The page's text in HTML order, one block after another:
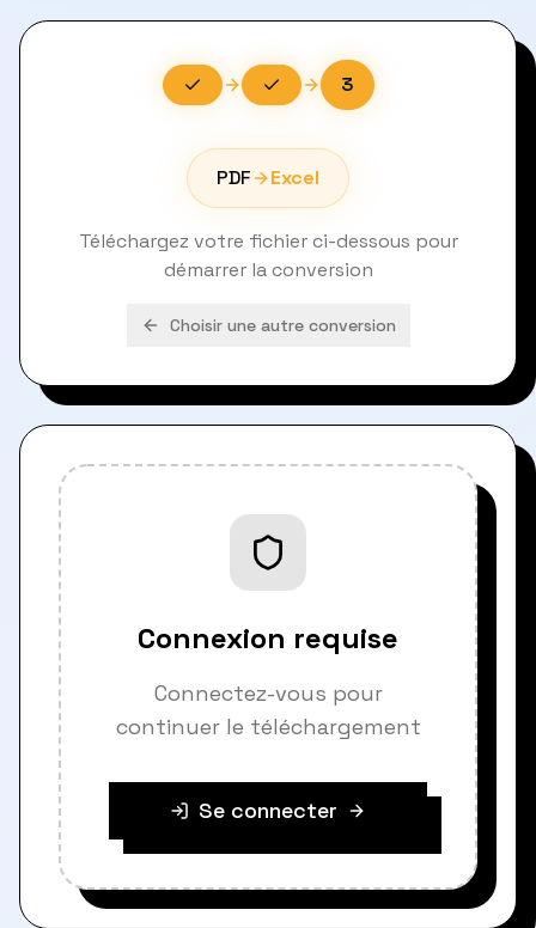
3
PDF Excel
Téléchargez votre fichier ci-dessous pour
démarrer la conversion
Choisir une autre conversion
Connexion requise
Connectez-vous pour
continuer le téléchargement
Se connecter